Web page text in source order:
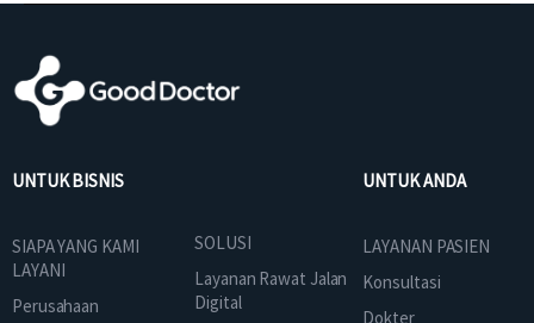
UNTUK BISNIS
SIAPA YANG KAMI
LAYANI
Perusahaan
SOLUSI
Layanan Rawat Jalan
Digital
UNTUK ANDA
LAYANAN PASIEN
Konsultasi
Dokter